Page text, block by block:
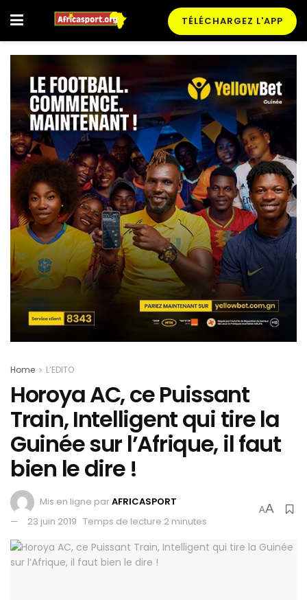
TÉLÉCHARGEZ L'APP
Home L’EDITO
Horoya AC, ce Puissant
Train, Intelligent qui tire la
Guinée sur l’Afrique, il faut
bien le dire !
Mis en ligne parAFRICASPORT
23 juin 2019 Temps de lecture:2 minutes
AA